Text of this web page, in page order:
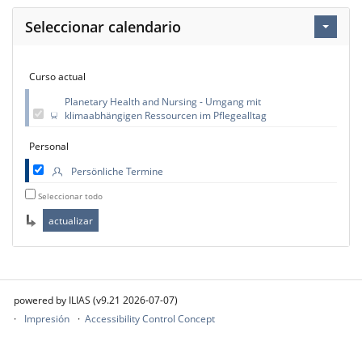
Seleccionar calendario
Curso actual
Planetary Health and Nursing - Umgang mit
klimaabhängigen Ressourcen im Pflegealltag
Personal
Persönliche Termine
Seleccionar todo
powered by ILIAS (v9.21 2026-07-07)
Impresión
Accessibility Control Concept